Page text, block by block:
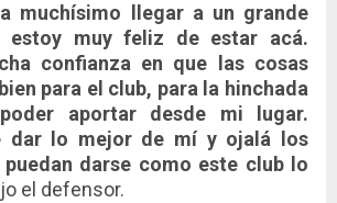
muchísimo llegar a un grande
estoy muy feliz de estar acá.
confianza en que las cosas
para el club, para la hinchada
aportar desde mi lugar.
dar lo mejor de mí y ojalá los
darse como este club lo
el defensor.